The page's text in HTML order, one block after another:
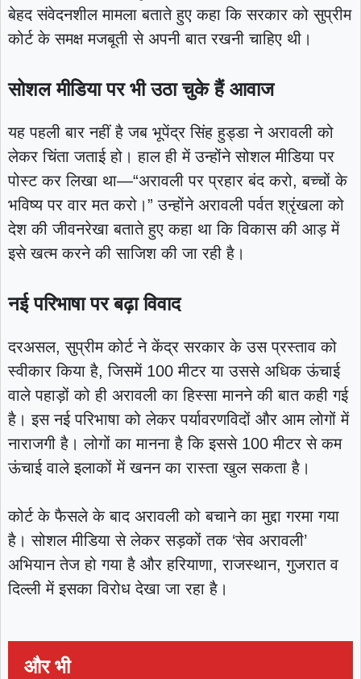
बेहद संवेदनशील मामला बताते हुए कहा कि सरकार को सुप्रीम
कोर्ट के समक्ष मजबूती से अपनी बात रखनी चाहिए थी।
सोशल मीडिया पर भी उठा चुके हैं आवाज
यह पहली बार नहीं है जब भूपेंद्र सिंह हुड्डा ने अरावली को
लेकर चिंता जताई हो। हाल ही में उन्होंने सोशल मीडिया पर
पोस्ट कर लिखा था—“अरावली पर प्रहार बंद करो, बच्चों के
भविष्य पर वार मत करो।” उन्होंने अरावली पर्वत श्रृंखला को
देश की जीवनरेखा बताते हुए कहा था कि विकास की आड़ में
इसे खत्म करने की साजिश की जा रही है।
नई परिभाषा पर बढ़ा विवाद
दरअसल, सुप्रीम कोर्ट ने केंद्र सरकार के उस प्रस्ताव को
स्वीकार किया है, जिसमें 100 मीटर या उससे अधिक ऊंचाई
वाले पहाड़ों को ही अरावली का हिस्सा मानने की बात कही गई
है। इस नई परिभाषा को लेकर पर्यावरणविदों और आम लोगों में
नाराजगी है। लोगों का मानना है कि इससे 100 मीटर से कम
ऊंचाई वाले इलाकों में खनन का रास्ता खुल सकता है।
कोर्ट के फैसले के बाद अरावली को बचाने का मुद्दा गरमा गया
है। सोशल मीडिया से लेकर सड़कों तक ‘सेव अरावली’
अभियान तेज हो गया है और हरियाणा, राजस्थान, गुजरात व
दिल्ली में इसका विरोध देखा जा रहा है।
और भी